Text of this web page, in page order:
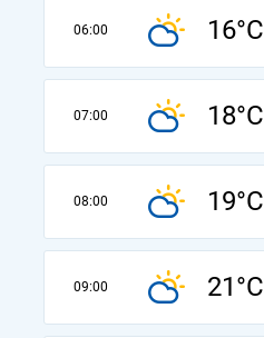
06:00 16°C
07:00 18°C
08:00 19°C
09:00 21°C